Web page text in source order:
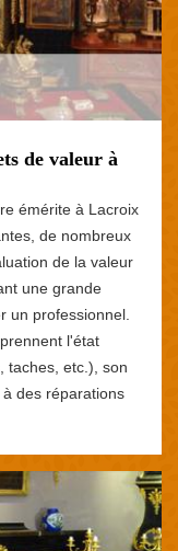
de valeur à
émérite à Lacroix
de nombreux
de la valeur
une grande
un professionnel.
l'état
taches, etc.), son
des réparations